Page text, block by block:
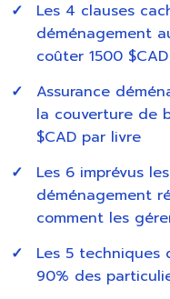
Les 4 clauses
déménagement
coûter 1500 $CAD
Assurance
la couverture de
$CAD par livre
Les 6 imprévus
déménagement
comment les
Les 5 techniques
90% des